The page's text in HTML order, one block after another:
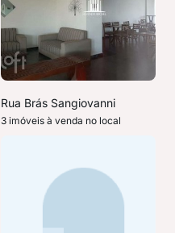
Rua Brás Sangiovanni
3 imóveis à venda no local